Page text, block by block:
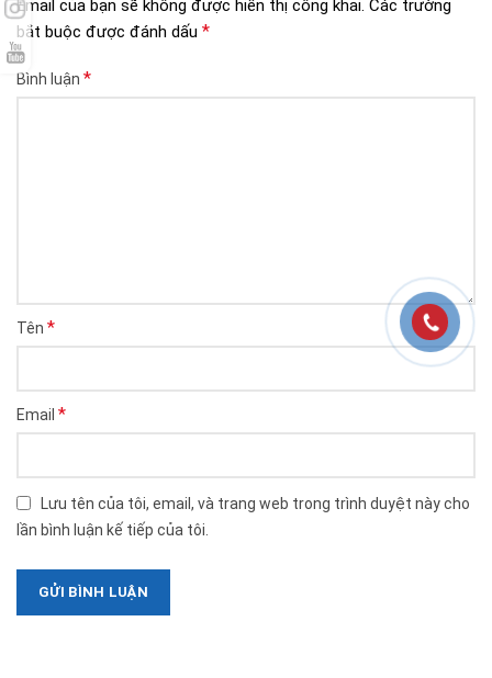
Email của bạn sẽ không được hiển thị công khai. Các trường
bắt buộc được đánh dấu *
Bình luận *
Tên *
Email *
Lưu tên của tôi, email, và trang web trong trình duyệt này cho
lần bình luận kế tiếp của tôi.